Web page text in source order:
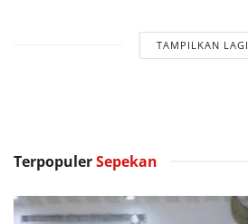
TAMPILKAN LAGI
TerpopulerSepekan